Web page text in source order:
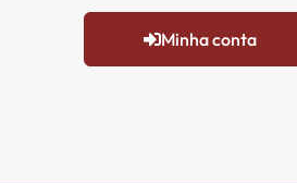
Minha conta